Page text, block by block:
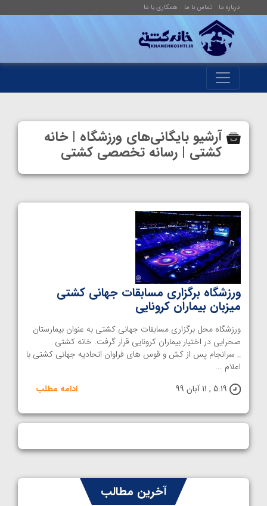
درباره ما تماس با ما همکاری با ما
آرشیو بایگانی‌های ورزشگاه | خانه
کشتی | رسانه تخصصی کشتی
ورزشگاه برگزاری مسابقات جهانی کشتی
میزبان بیماران کرونایی
ورزشگاه محل برگزاری مسابقات جهانی کشتی به عنوان بیمارستان
صحرایی در اختیار بیماران کرونایی قرار گرفت. خانه کشتی
_ سرانجام پس از کش و قوس‌ های فراوان اتحادیه جهانی کشتی با
اعلام ...
5:19 , 11 آبان 99
ادامه مطلب
آخرین مطالب